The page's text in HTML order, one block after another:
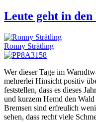
Leute geht in
Ronny Strätling
Wer dieser Tage im
mehrerlei Hinsicht positiv
feststellen, dass es dieses
und kurzem Hemd den
Bremsen sind erfreulich
sehen, dass recht viele